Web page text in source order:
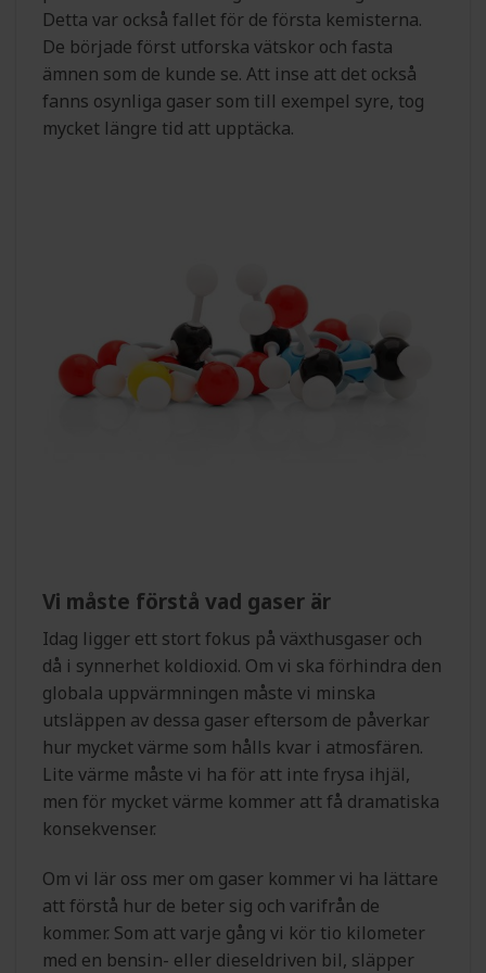
Detta var också fallet för de första kemisterna.
De började först utforska vätskor och fasta
ämnen som de kunde se. Att inse att det också
fanns osynliga gaser som till exempel syre, tog
mycket längre tid att upptäcka.
Vi måste förstå vad gaser är
Idag ligger ett stort fokus på växthusgaser och
då i synnerhet koldioxid. Om vi ska förhindra den
globala uppvärmningen måste vi minska
utsläppen av dessa gaser eftersom de påverkar
hur mycket värme som hålls kvar i atmosfären.
Lite värme måste vi ha för att inte frysa ihjäl,
men för mycket värme kommer att få dramatiska
konsekvenser.
Om vi lär oss mer om gaser kommer vi ha lättare
att förstå hur de beter sig och varifrån de
kommer. Som att varje gång vi kör tio kilometer
med en bensin- eller dieseldriven bil, släpper